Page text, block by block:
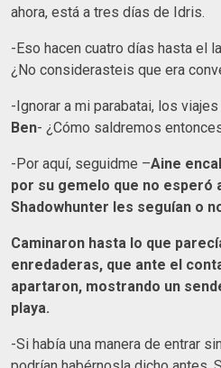
ahora, está a tres días de Idris.
-Eso hacen cuatro días hasta el
¿No considerasteis que era
-Ignorar a mi parabatai, los
Ben- ¿Cómo saldremos
-Por aquí, seguidme –Aine
por su gemelo que no esperó
Shadowhunter les seguían o
Caminaron hasta lo que
enredaderas, que ante el
apartaron, mostrando un
playa.
-Si había una manera de entrar